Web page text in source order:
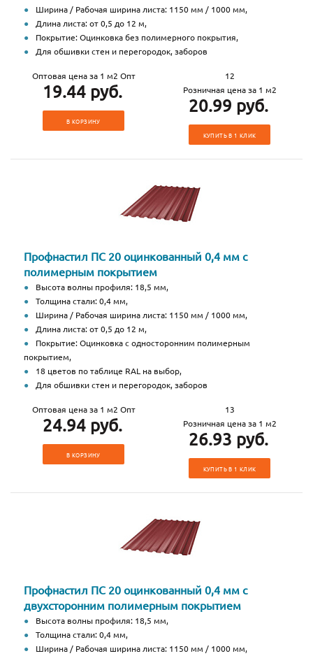
Ширина / Рабочая ширина листа: 1150 мм / 1000 мм,
Длина листа: от 0,5 до 12 м,
Покрытие: Оцинковка без полимерного покрытия,
Для обшивки стен и перегородок, заборов
Оптовая цена за 1 м2 Опт
19.44 руб.
В КОРЗИНУ
12
Розничная цена за 1 м2
20.99 руб.
КУПИТЬ В 1 КЛИК
Профнастил ПС 20 оцинкованный 0,4 мм с
полимерным покрытием
Высота волны профиля: 18,5 мм,
Толщина стали: 0,4 мм,
Ширина / Рабочая ширина листа: 1150 мм / 1000 мм,
Длина листа: от 0,5 до 12 м,
Покрытие: Оцинковка с односторонним полимерным
покрытием,
18 цветов по таблице RAL на выбор,
Для обшивки стен и перегородок, заборов
Оптовая цена за 1 м2 Опт
24.94 руб.
В КОРЗИНУ
13
Розничная цена за 1 м2
26.93 руб.
КУПИТЬ В 1 КЛИК
Профнастил ПС 20 оцинкованный 0,4 мм с
двухсторонним полимерным покрытием
Высота волны профиля: 18,5 мм,
Толщина стали: 0,4 мм,
Ширина / Рабочая ширина листа: 1150 мм / 1000 мм,